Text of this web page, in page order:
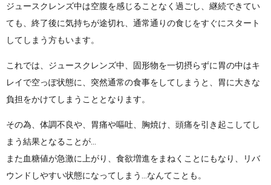
ジュースクレンズ中は空腹を感じることなく過ごし、継続できてい
ても、終了後に気持ちが途切れ、通常通りの食じをすぐにスタート
してしまう方もいます。
これでは、ジュースクレンズ中、固形物を一切摂らずに胃の中はキ
レイで空っぽ状態に、突然通常の食事をしてしまうと、胃に大きな
負担をかけてしまうこととなります。
その為、体調不良や、胃痛や嘔吐、胸焼け、頭痛を引き起こしてし
まう結果となることが...
また血糖値が急激に上がり、食欲増進をまねくことにもなり、リバ
ウンドしやすい状態になってしまう...なんてことも。